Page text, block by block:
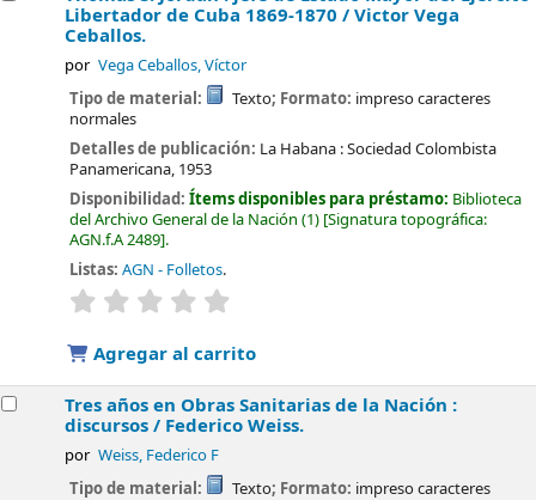
Libertador de Cuba 1869-1870 /Victor Vega
Ceballos.
por Vega Ceballos, Víctor
Tipo de material: Texto; Formato: impreso caracteres
normales
Detalles de publicación: La Habana :Sociedad Colombista
Panamericana, 1953
Disponibilidad:Ítems disponibles para préstamo: Biblioteca
del Archivo General de la Nación (1) Signatura topográfica:
AGN.f.A 2489 .
Listas: AGN - Folletos.
valoración
Agregar al carrito
Tres años en Obras Sanitarias de la Nación :
discursos / Federico Weiss.
por Weiss, Federico F
Tipo de material: Texto; Formato: impreso caracteres